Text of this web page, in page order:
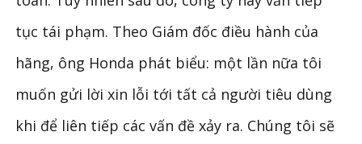
tục tái phạm. Theo Giám đốc điều hành của
hãng, ông Honda phát biểu: một lần nữa tôi
muốn gửi lời xin lỗi tới tất cả người tiêu dùng
khi để liên tiếp các vấn đề xảy ra. Chúng tôi sẽ